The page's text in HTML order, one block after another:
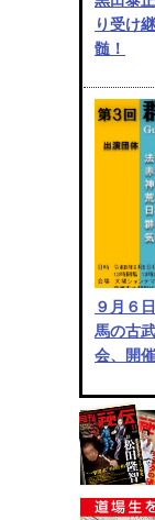
り受け
髄！
９月６
馬の古
会、開